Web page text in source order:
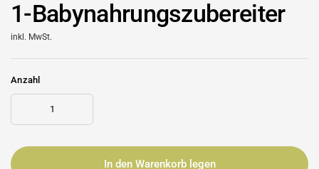
1-Babynahrungszubereiter
inkl. MwSt.
Anzahl
In den Warenkorb legen